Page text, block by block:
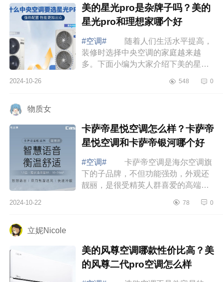
美的星光pro是杂牌子吗？美的
星光pro和理想家哪个好
#空调#
随着人们生活水平提高，
装修时选择中央空调的家庭越来越
多。下面小编为大家介绍下美的星光
家哪个好 美的星光pro是杂牌子
2024-10-26 548 0
物质女
卡萨帝星悦空调怎么样？卡萨帝
星悦空调和卡萨帝银河哪个好
#空调#
卡萨帝空调是海尔空调旗
下的子品牌，不但功能强劲，外观还
靓丽，是很受精英人群喜爱的高端空
帝星悦空调怎么样？卡萨帝星悦空调
2024-10-22 78 0
立妮Nicole
美的风尊空调哪款性价比高？美
的风尊二代pro空调怎么样